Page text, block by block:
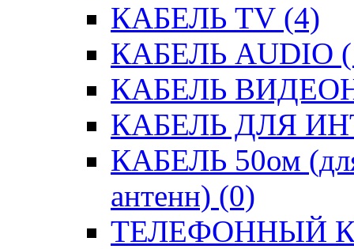
КАБЕЛЬ TV (4)
КАБЕЛЬ AUDIO
КАБЕЛЬ
КАБЕЛЬ ДЛЯ
КАБЕЛЬ 50ом
антенн) (0)
ТЕЛЕФОННЫЙ